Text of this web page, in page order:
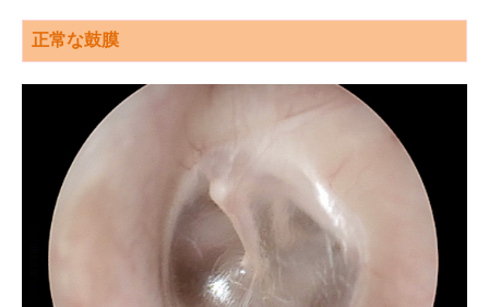
医療事務募集！
正常な鼓膜